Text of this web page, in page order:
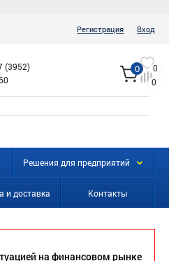
Регистрация Вход
(3952)
0
0
0
Решения для предприятий
и доставка Контакты
на финансовом рынке